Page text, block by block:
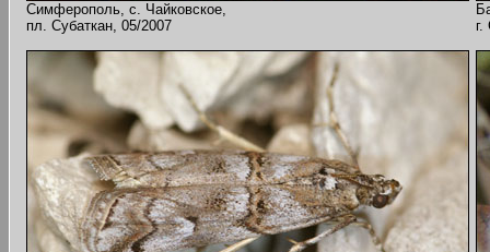
Симферополь, с. Чайковское,
пл. Субаткан, 05/2007